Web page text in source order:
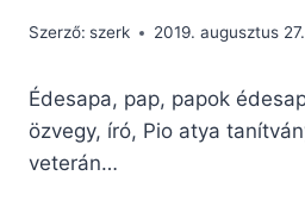
Szerző: szerk 2019. augusztus 27.
Édesapa, pap, papok
özvegy, író, Pio atya
veterán…